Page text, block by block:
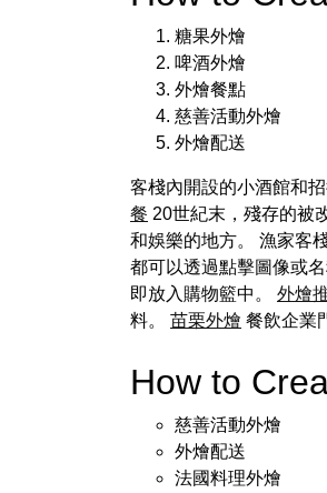
糖果外燴
啤酒外燴
外燴餐點
慈善活動外燴
外燴配送
客棧內開設的小酒館和
餐 20世紀末，殘存的被
和娛樂的地方。 漁家客
都可以透過點擊圖像或
即放入購物籃中。 外燴
料。 苗栗外燴 餐飲企業
How to
慈善活動外燴
外燴配送
法國料理外燴